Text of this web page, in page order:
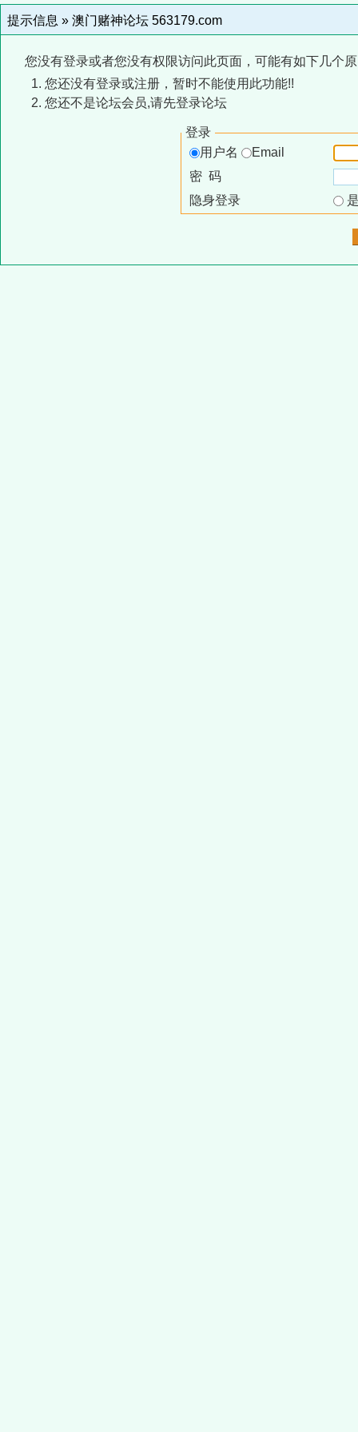
提示信息 » 澳门赌神论坛 563179.com
您没有登录或者您没有权限访问此页面，可能有如下几个
您还没有登录或注册，暂时不能使用此功能!!
您还不是论坛会员,请先登录论坛
登录
用户名
Email
密 码
隐身登录